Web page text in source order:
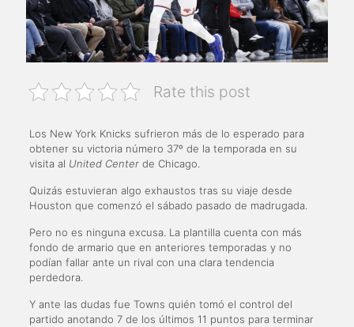
Rate this post
Los New York Knicks sufrieron más de lo esperado para
obtener su victoria número 37º de la temporada en su
visita al United Centerde Chicago.
Quizás estuvieran algo exhaustos tras su viaje desde
Houston que comenzó el sábado pasado de madrugada.
Pero no es ninguna excusa. La plantilla cuenta con más
fondo de armario que en anteriores temporadas y no
podían fallar ante un rival con una clara tendencia
perdedora.
Y ante las dudas fue Towns quién tomó el control del
partido anotando 7 de los últimos 11 puntos para terminar